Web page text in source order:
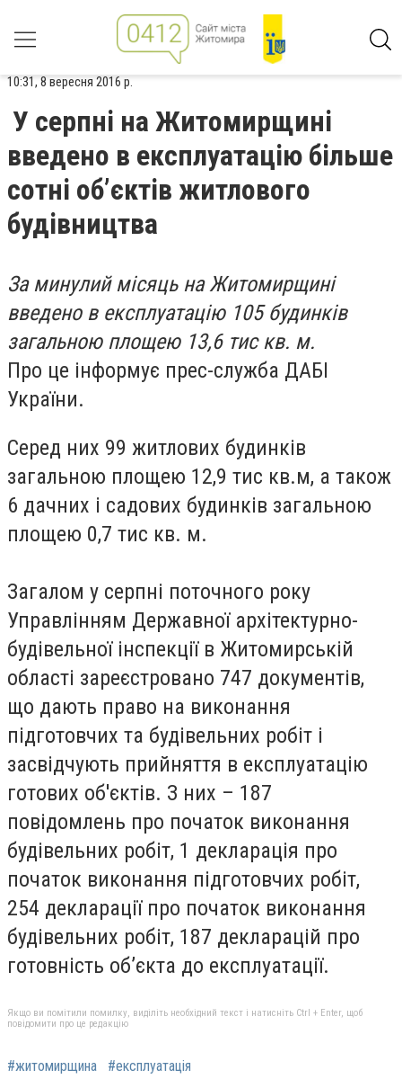
10:31, 8 вересня 2016 р.
У серпні на Житомирщині
введено в експлуатацію більше
сотні об’єктів житлового
будівництва
За минулий місяць на Житомирщині
введено в експлуатацію 105 будинків
загальною площею 13,6 тис кв. м.
Про це інформує прес-служба ДАБІ
України.
Серед них 99 житлових будинків
загальною площею 12,9 тис кв.м, а також
6 дачних і садових будинків загальною
площею 0,7 тис кв. м.
Загалом у серпні поточного року
Управлінням Державної архітектурно-
будівельної інспекції в Житомирській
області зареєстровано 747 документів,
що дають право на виконання
підготовчих та будівельних робіт і
засвідчують прийняття в експлуатацію
готових об'єктів. З них – 187
повідомлень про початок виконання
будівельних робіт, 1 декларація про
початок виконання підготовчих робіт,
254 декларації про початок виконання
будівельних робіт, 187 декларацій про
готовність об’єкта до експлуатації.
Якщо ви помітили помилку, виділіть необхідний текст і натисніть Ctrl + Enter, щоб
повідомити про це редакцію
#житомирщина #експлуатація